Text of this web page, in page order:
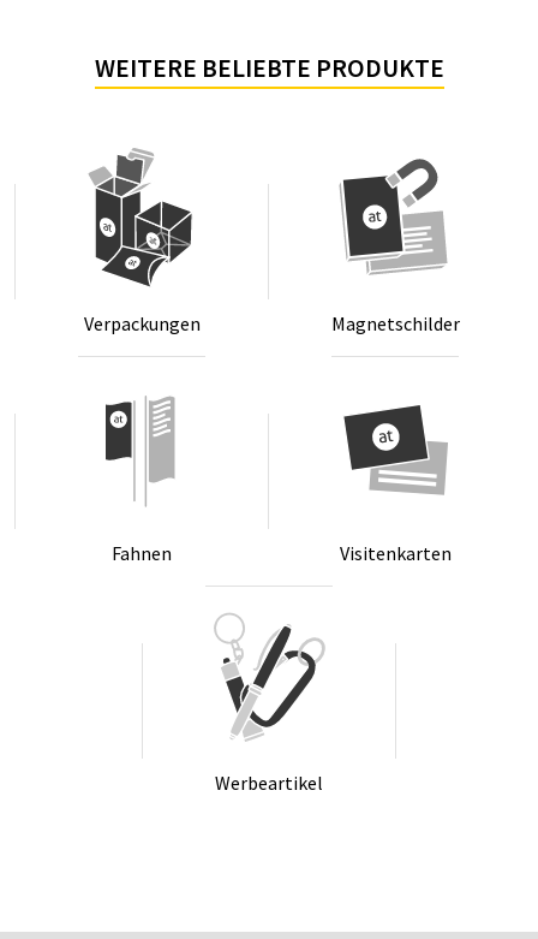
WEITERE BELIEBTE PRODUKTE
Ver­pa­ckun­gen Ma­gnet­schil­der
Fah­nen Vi­si­ten­kar­ten
Wer­be­ar­ti­kel